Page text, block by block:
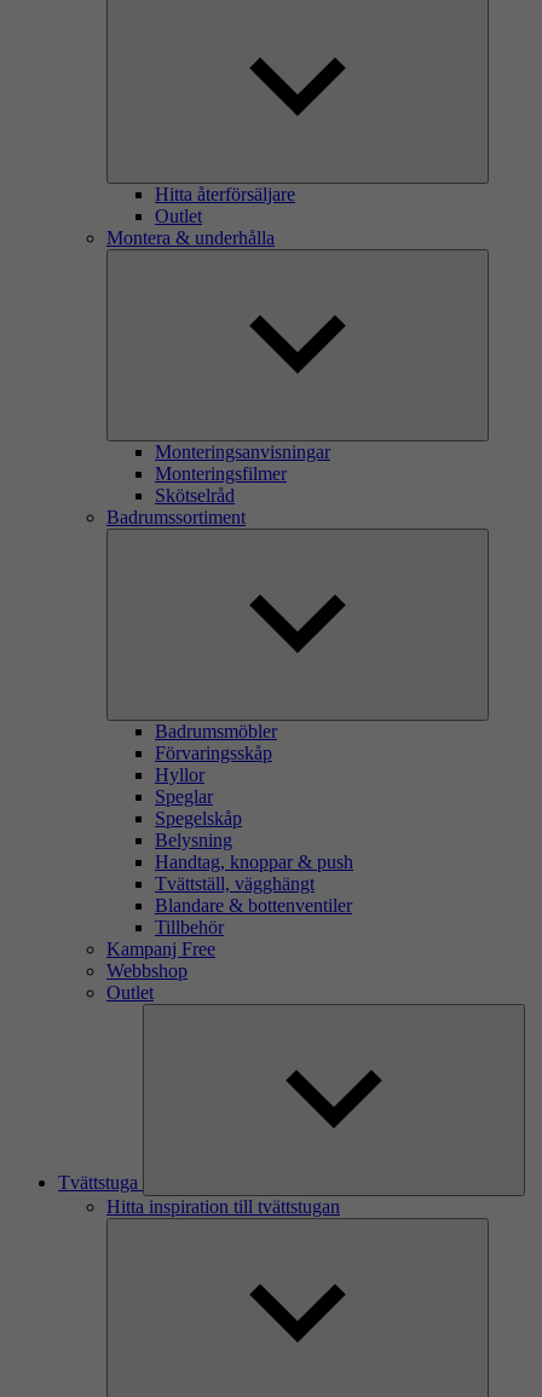
Hitta återförsäljare
Outlet
Montera & underhålla
Monteringsanvisningar
Monteringsfilmer
Skötselråd
Badrumssortiment
Badrumsmöbler
Förvaringsskåp
Hyllor
Speglar
Spegelskåp
Belysning
Handtag, knoppar & push
Tvättställ, vägghängt
Blandare & bottenventiler
Tillbehör
Kampanj Free
Webbshop
Outlet
Tvättstuga
Hitta inspiration till tvättstugan